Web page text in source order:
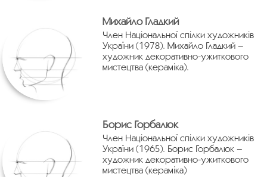
Михайло Гладкий
Член Національної спілки художників
України (1978). Михайло Гладкий –
художник декоративно-ужиткового
мистецтва (кераміка).
Борис Горбалюк
Член Національної спілки художників
України (1965). Борис Горбалюк –
художник декоративно-ужиткового
мистецтва (кераміка)